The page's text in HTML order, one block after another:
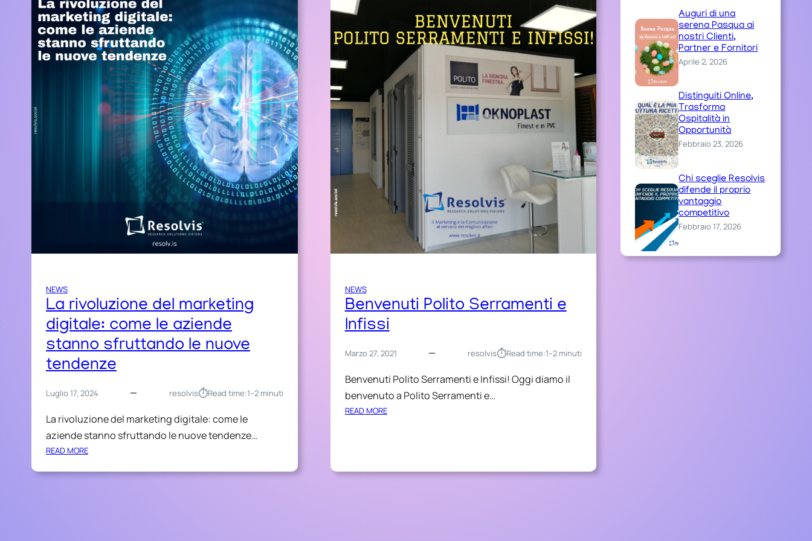
NEWS
La rivoluzione del marketing
digitale: come le aziende
stanno sfruttando le nuove
tendenze
Luglio 17, 2024 resolvis⏱︎Read time:1–2 minuti
La rivoluzione del marketing digitale: come le
aziende stanno sfruttando le nuove tendenze…
READ MORE:
A
NEWS
Benvenuti Polito Serramenti e
Infissi
Marzo 27, 2021 resolvis⏱︎Read time:1–2 minuti
Benvenuti Polito Serramenti e Infissi! Oggi diamo il
benvenuto a Polito Serramenti e…
READ MORE:
E
Auguri di una
serena Pasqua ai
nostri Clienti,
Partner e Fornitori
Aprile 2, 2026
Distinguiti Online,
Trasforma
Ospitalità in
Opportunità
Febbraio 23, 2026
Chi sceglie Resolvis
difende il proprio
vantaggio
competitivo
Febbraio 17, 2026